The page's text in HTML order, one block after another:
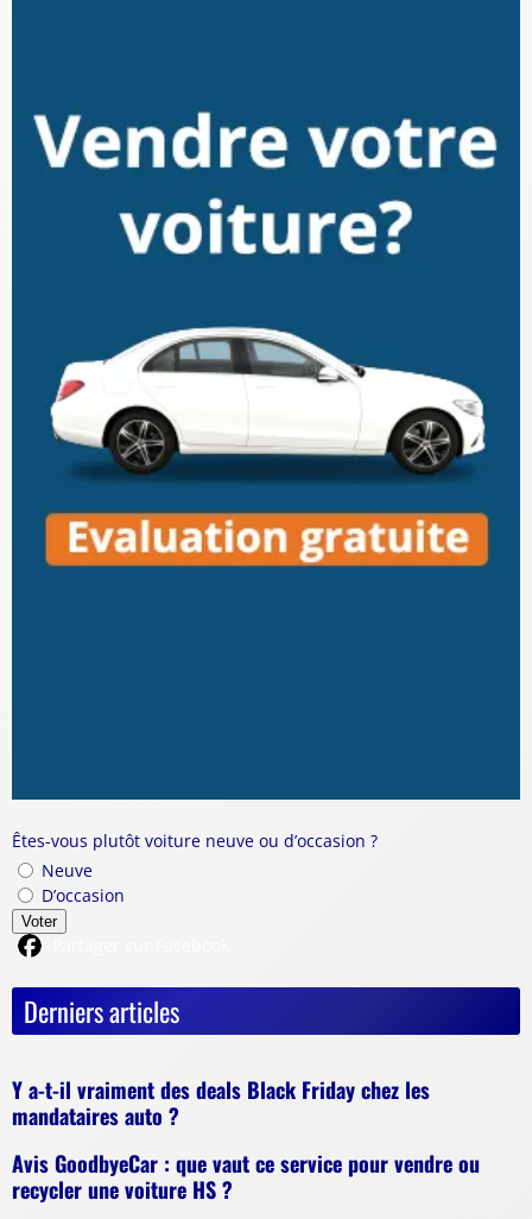
Êtes-vous plutôt voiture neuve ou d’occasion ?
Neuve
D’occasion
Voter
Derniers articles
Y a-t-il vraiment des deals Black Friday chez les
mandataires auto ?
Avis GoodbyeCar : que vaut ce service pour vendre ou
recycler une voiture HS ?